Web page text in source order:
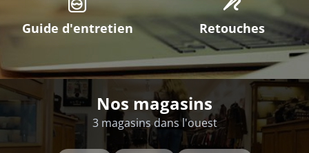
Guide d'entretien Retouches
Nos magasins
3 magasins dans l'ouest